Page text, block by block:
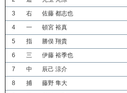
3
右
佐藤 都志也
4
一
頓宮 裕真
5
指
勝俣 翔貴
6
三
伊藤 裕季也
7
中
辰己 涼介
8
捕
藤野 隼大